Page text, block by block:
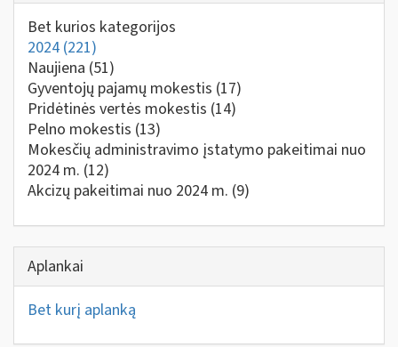
Bet kurios kategorijos
2024 (221)
Naujiena (51)
Gyventojų pajamų mokestis (17)
Pridėtinės vertės mokestis (14)
Pelno mokestis (13)
Mokesčių administravimo įstatymo pakeitimai nuo
2024 m. (12)
Akcizų pakeitimai nuo 2024 m. (9)
Aplankai
Bet kurį aplanką